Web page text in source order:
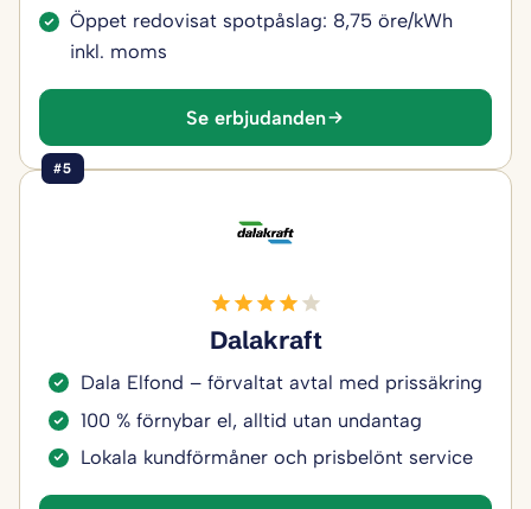
Öppet redovisat spotpåslag: 8,75 öre/kWh
inkl. moms
Se erbjudanden
#5
Dalakraft
Dala Elfond – förvaltat avtal med prissäkring
100 % förnybar el, alltid utan undantag
Lokala kundförmåner och prisbelönt service